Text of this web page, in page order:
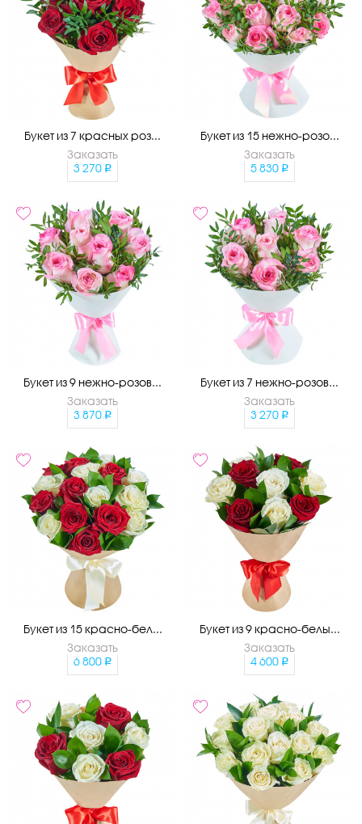
Букет из 7 красных роз...
Заказать
3 270
Букет из 15 нежно-розо...
Заказать
5 830
Букет из 9 нежно-розов...
Заказать
3 870
Букет из 7 нежно-розов...
Заказать
3 270
Букет из 15 красно-бел...
Заказать
6 800
Букет из 9 красно-белы...
Заказать
4 600